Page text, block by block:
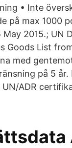
• Inte
på max 1000
2015.; UN
Goods List
med
på 5 år.
ADR